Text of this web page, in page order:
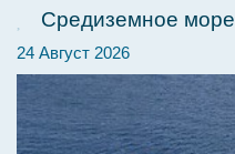
Средиземное море
24 Август 2026